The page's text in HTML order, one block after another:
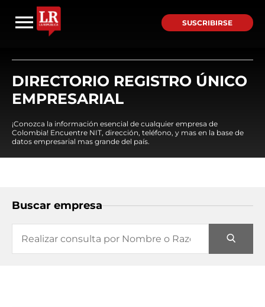
SUSCRIBIRSE
DIRECTORIO REGISTRO ÚNICO
EMPRESARIAL
¡Conozca la información esencial de cualquier empresa de
Colombia! Encuentre NIT, dirección, teléfono, y mas en la base de
datos empresarial mas grande del país.
Buscar empresa